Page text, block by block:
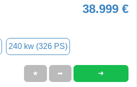
38.999 €
240 kw (326 PS)
★ ➦ ➜